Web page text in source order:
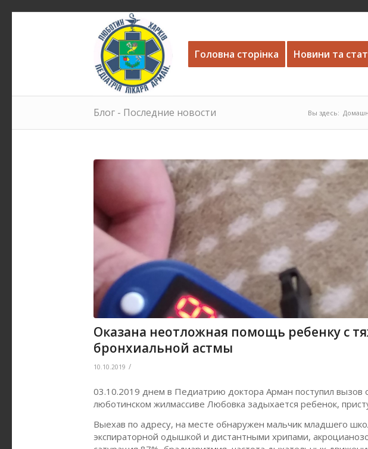
Головна сторінка Новини та
Блог - Последние новости Вы здесь:
Оказана неотложная помощь ребенку с
бронхиальной астмы
10.10.2019 /
03.10.2019 днем в Педиатрию доктора Арман поступил вызов
люботинском жилмассиве Любовка задыхается ребенок,
Выехав по адресу, на месте обнаружен мальчик младшего
экспираторной одышкой и дистантными хрипами,